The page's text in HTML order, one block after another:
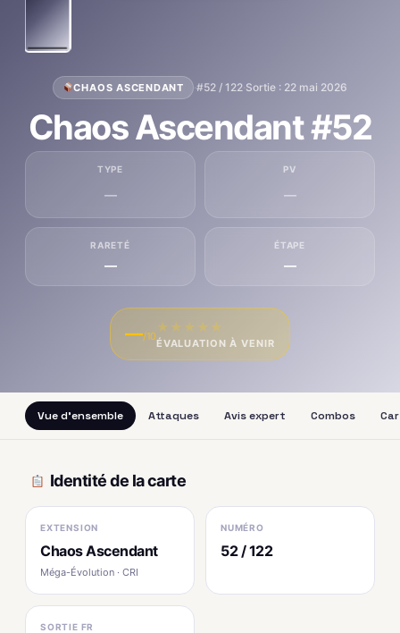
CHAOS ASCENDANT ·#52 / 122·Sortie : 22 mai 2026
Chaos Ascendant #52
TYPE
—
PV
—
RARETÉ
—
ÉTAPE
—
—/10
★ ★ ★ ★ ★
ÉVALUATION À VENIR
Vue d'ensemble Attaques Avis expert Combos
Identité de la carte
EXTENSION
Chaos Ascendant
Méga-Évolution · CRI
NUMÉRO
52 / 122
SORTIE FR